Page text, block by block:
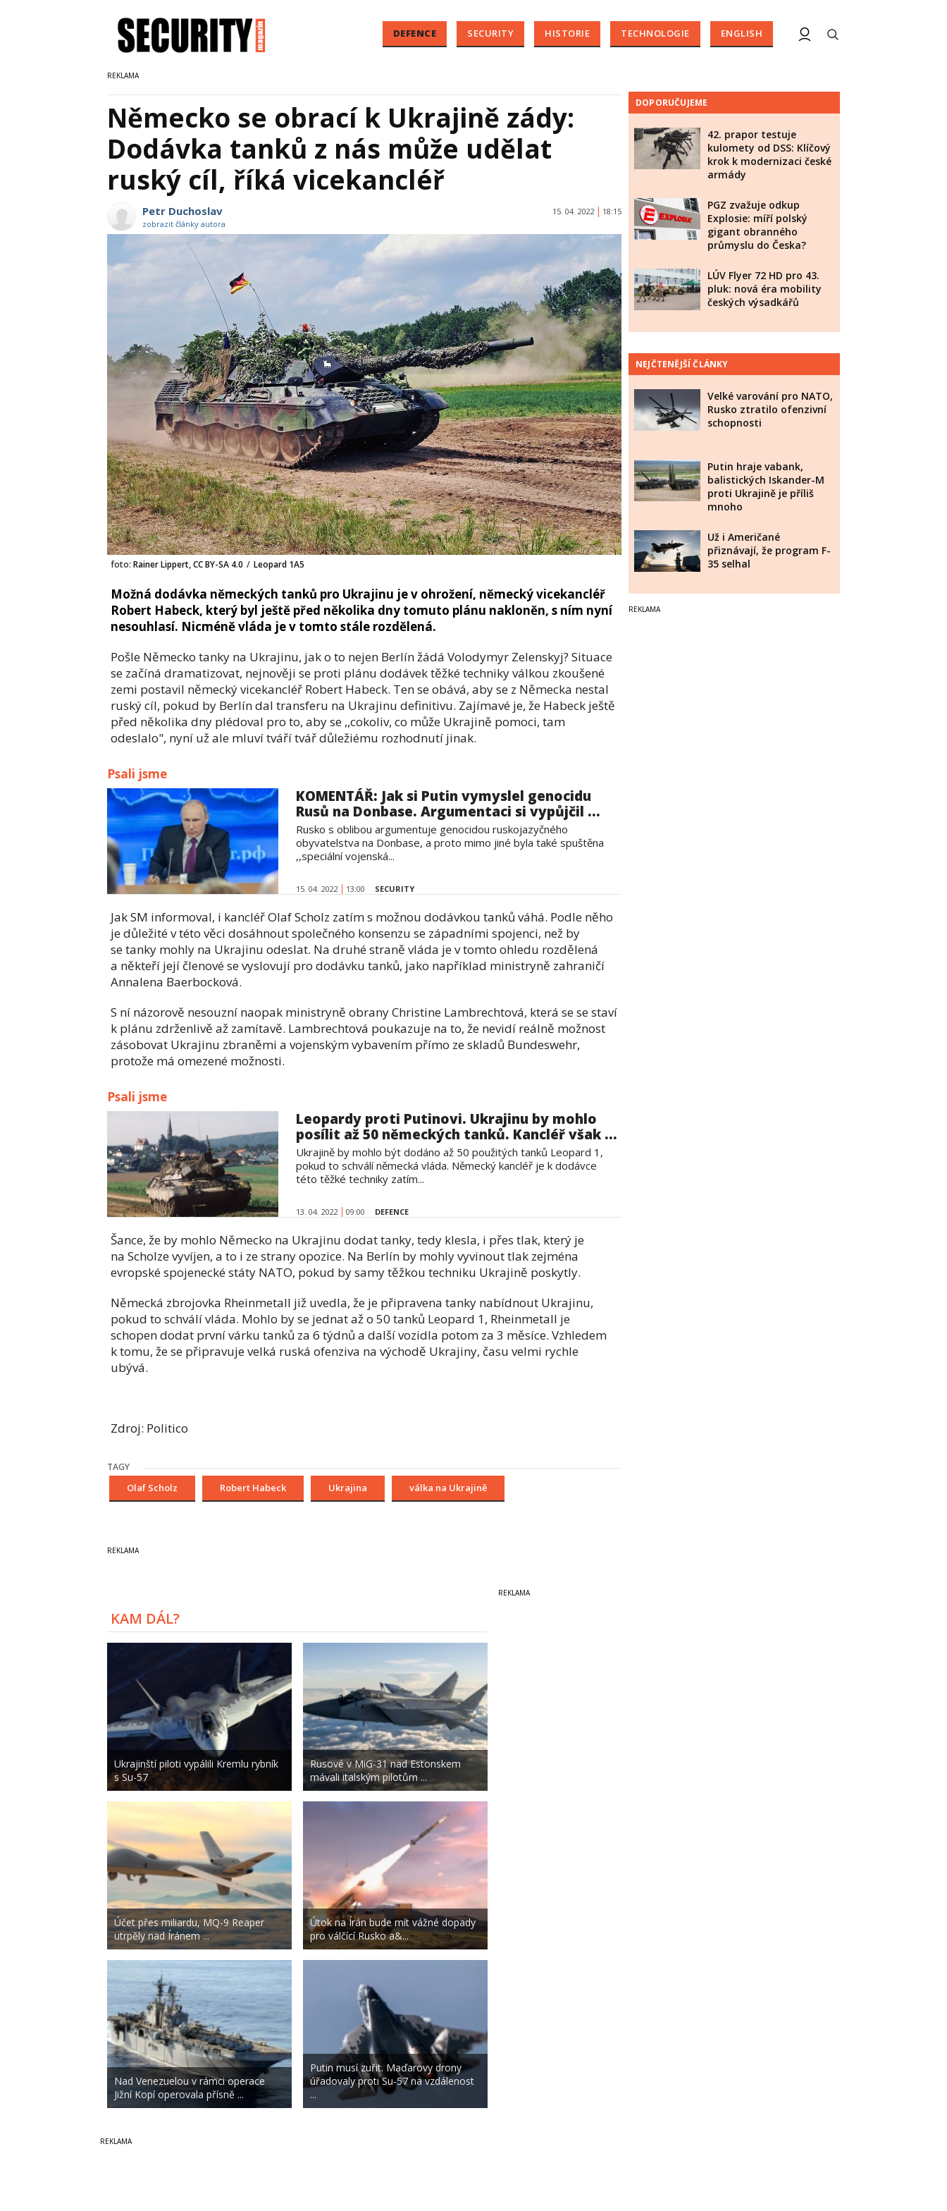
DEFENCE SECURITY HISTORIE TECHNOLOGIE ENGLISH
Německo se obrací k Ukrajině zády:
Dodávka tanků z nás může udělat
ruský cíl, říká vicekancléř
Petr Duchoslav
zobrazit články autora
15. 04. 2022 18:15
foto: Rainer Lippert, CC BY-SA 4.0 / Leopard 1A5
Možná dodávka německých tanků pro Ukrajinu je v ohrožení, německý vicekancléř
Robert Habeck, který byl ještě před několika dny tomuto plánu nakloněn, s ním nyní
nesouhlasí. Nicméně vláda je v tomto stále rozdělená.
Pošle Německo tanky na Ukrajinu, jak o to nejen Berlín žádá Volodymyr Zelenskyj? Situace
se začíná dramatizovat, nejnověji se proti plánu dodávek těžké techniky válkou zkoušené
zemi postavil německý vicekancléř Robert Habeck. Ten se obává, aby se z Německa nestal
ruský cíl, pokud by Berlín dal transferu na Ukrajinu definitivu. Zajímavé je, že Habeck ještě
před několika dny plédoval pro to, aby se ,,cokoliv, co může Ukrajině pomoci, tam
odeslalo", nyní už ale mluví tváří tvář důležiému rozhodnutí jinak.
Psali jsme
KOMENTÁŘ: Jak si Putin vymyslel genocidu
Rusů na Donbase. Argumentaci si vypůjčil ...
Rusko s oblibou argumentuje genocidou ruskojazyčného
obyvatelstva na Donbase, a proto mimo jiné byla také spuštěna
,,speciální vojenská...
15. 04. 2022 13:00 SECURITY
Jak SM informoval, i kancléř Olaf Scholz zatím s možnou dodávkou tanků váhá. Podle něho
je důležité v této věci dosáhnout společného konsenzu se západními spojenci, než by
se tanky mohly na Ukrajinu odeslat. Na druhé straně vláda je v tomto ohledu rozdělená
a někteří její členové se vyslovují pro dodávku tanků, jako například ministryně zahraničí
Annalena Baerbocková.
S ní názorově nesouzní naopak ministryně obrany Christine Lambrechtová, která se se staví
k plánu zdrženlivě až zamítavě. Lambrechtová poukazuje na to, že nevidí reálně možnost
zásobovat Ukrajinu zbraněmi a vojenským vybavením přímo ze skladů Bundeswehr,
protože má omezené možnosti.
Psali jsme
Leopardy proti Putinovi. Ukrajinu by mohlo
posílit až 50 německých tanků. Kancléř však ...
Ukrajině by mohlo být dodáno až 50 použitých tanků Leopard 1,
pokud to schválí německá vláda. Německý kancléř je k dodávce
této těžké techniky zatím...
13. 04. 2022 09:00 DEFENCE
Šance, že by mohlo Německo na Ukrajinu dodat tanky, tedy klesla, i přes tlak, který je
na Scholze vyvíjen, a to i ze strany opozice. Na Berlín by mohly vyvinout tlak zejména
evropské spojenecké státy NATO, pokud by samy těžkou techniku Ukrajině poskytly.
Německá zbrojovka Rheinmetall již uvedla, že je připravena tanky nabídnout Ukrajinu,
pokud to schválí vláda. Mohlo by se jednat až o 50 tanků Leopard 1, Rheinmetall je
schopen dodat první várku tanků za 6 týdnů a další vozidla potom za 3 měsíce. Vzhledem
k tomu, že se připravuje velká ruská ofenziva na východě Ukrajiny, času velmi rychle
ubývá.
Zdroj: Politico
TAGY
Olaf Scholz Robert Habeck Ukrajina válka na Ukrajině
DOPORUČUJEME
42. prapor testuje
kulomety od DSS: Klíčový
krok k modernizaci české
armády
PGZ zvažuje odkup
Explosie: míří polský
gigant obranného
průmyslu do Česka?
LÚV Flyer 72 HD pro 43.
pluk: nová éra mobility
českých výsadkářů
NEJČTENĚJŠÍ ČLÁNKY
Velké varování pro NATO,
Rusko ztratilo ofenzivní
schopnosti
Putin hraje vabank,
balistických Iskander-M
proti Ukrajině je příliš
mnoho
Už i Američané
přiznávají, že program F-
35 selhal
KAM DÁL?
Ukrajinští piloti vypálili Kremlu rybník
s Su-57
Účet přes miliardu, MQ-9 Reaper
utrpěly nad Íránem ...
Nad Venezuelou v rámci operace
Jižní Kopí operovala přísně ...
Rusové v MiG-31 nad Estonskem
mávali italským pilotům ...
Útok na Írán bude mít vážné dopady
pro válčící Rusko a&...
Putin musí zuřit. Maďarovy drony
úřadovaly proti Su-57 na vzdálenost
...